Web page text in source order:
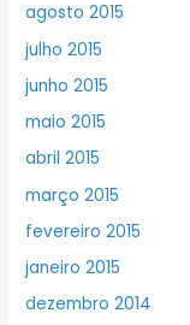
agosto 2015
julho 2015
junho 2015
maio 2015
abril 2015
março 2015
fevereiro 2015
janeiro 2015
dezembro 2014